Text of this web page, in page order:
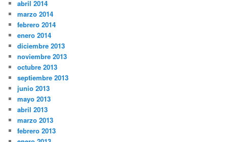
abril 2014
marzo 2014
febrero 2014
enero 2014
diciembre 2013
noviembre 2013
octubre 2013
septiembre 2013
junio 2013
mayo 2013
abril 2013
marzo 2013
febrero 2013